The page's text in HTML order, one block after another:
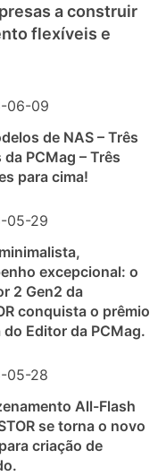
a construir
flexíveis e
06-09
de NAS – Três
PCMag – Três
para cima!
05-29
excepcional: o
2 Gen2 da
conquista o prêmio
do Editor da PCMag.
05-28
All-Flash
se torna o novo
criação de